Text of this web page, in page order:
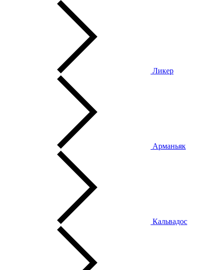
Ликер
Арманьяк
Кальвадос